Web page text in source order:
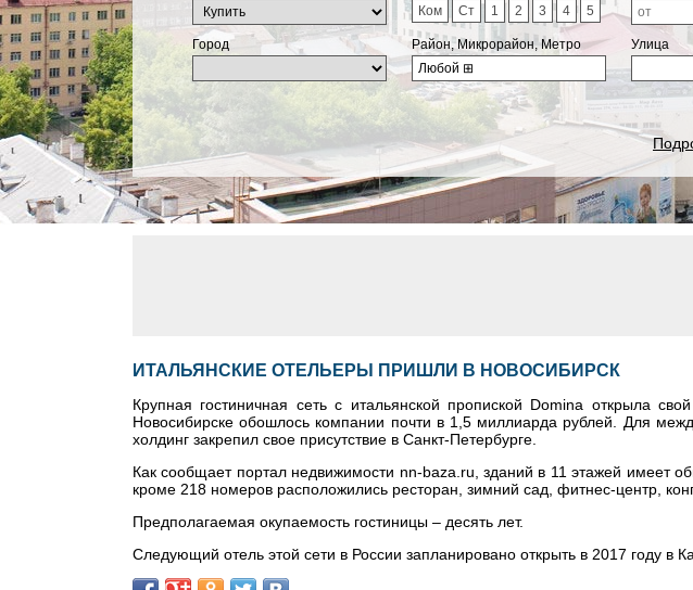
Ком
Ст 1 2 3 4 5
Город
Район, Микрорайон, Метро
Любой ⊞
Улица
ИТАЛЬЯНСКИЕ ОТЕЛЬЕРЫ ПРИШЛИ В НОВОСИБИРСК
Крупная гостиничная сеть с итальянской пропиской Domina открыла
Новосибирске обошлось компании почти в 1,5 миллиарда рублей. Для
холдинг закрепил свое присутствие в Санкт-Петербурге.
Как сообщает портал недвижимости nn-baza.ru, зданий в 11 этажей имеет
кроме 218 номеров расположились ресторан, зимний сад, фитнес-центр,
Предполагаемая окупаемость гостиницы – десять лет.
Следующий отель этой сети в России запланировано открыть в 2017 году в